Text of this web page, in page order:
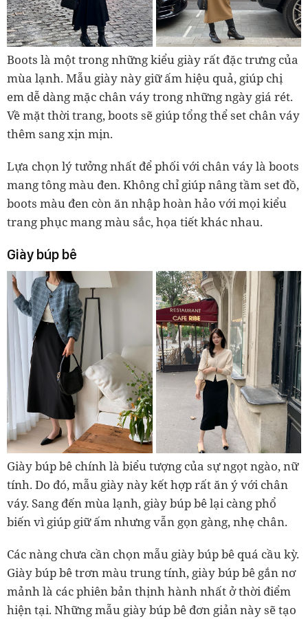
Boots là một trong những kiểu giày rất đặc trưng của
mùa lạnh. Mẫu giày này giữ ấm hiệu quả, giúp chị
em dễ dàng mặc chân váy trong những ngày giá rét.
Về mặt thời trang, boots sẽ giúp tổng thể set chân váy
thêm sang xịn mịn.
Lựa chọn lý tưởng nhất để phối với chân váy là boots
mang tông màu đen. Không chỉ giúp nâng tầm set đồ,
boots màu đen còn ăn nhập hoàn hảo với mọi kiểu
trang phục mang màu sắc, họa tiết khác nhau.
Giày búp bê
Giày búp bê chính là biểu tượng của sự ngọt ngào, nữ
tính. Do đó, mẫu giày này kết hợp rất ăn ý với chân
váy. Sang đến mùa lạnh, giày búp bê lại càng phổ
biến vì giúp giữ ấm nhưng vẫn gọn gàng, nhẹ chân.
Các nàng chưa cần chọn mẫu giày búp bê quá cầu kỳ.
Giày búp bê trơn màu trung tính, giày búp bê gắn nơ
mảnh là các phiên bản thịnh hành nhất ở thời điểm
hiện tại. Những mẫu giày búp bê đơn giản này sẽ tạo